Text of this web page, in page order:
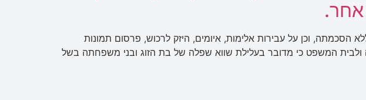
אחר.
הסכמתה, וכן על עבירות אלימות, איומים, היזק לרכוש, פרסום תמונות
המשפט כי מדובר בעלילת שווא שפלה של בת הזוג ובני משפחתה בשל